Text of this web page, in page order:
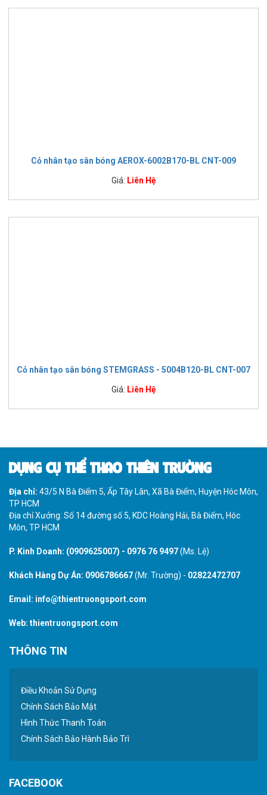
Cỏ nhân tạo sân bóng AEROX-6002B170-BL CNT-009
Giá: Liên Hệ
Cỏ nhân tạo sân bóng STEMGRASS - 5004B120-BL CNT-007
Giá: Liên Hệ
DỤNG CỤ THỂ THAO THIÊN TRƯỜNG
Địa chỉ: 43/5 N Bà Điểm 5, Ấp Tây Lân, Xã Bà Điểm, Huyện Hóc Môn,
TP HCM
Địa chỉ Xưởng: Số 14 đường số 5, KDC Hoàng Hải, Bà Điểm, Hóc
Môn, TP HCM
P. Kinh Doanh: (0909625007) - 0976 76 9497(Ms. Lệ)
Khách Hàng Dự Án: 0906786667(Mr. Trường) - 02822472707
Email: info@thientruongsport.com
Web: thientruongsport.com
THÔNG TIN
Điều Khoản Sử Dụng
Chính Sách Bảo Mật
Hình Thức Thanh Toán
Chính Sách Bảo Hành Bảo Trì
FACEBOOK